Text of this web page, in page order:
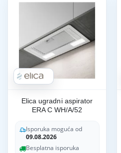
Elica ugradni aspirator
ERA C WH/A/52
Isporuka moguća od
09.08.2026
Besplatna isporuka